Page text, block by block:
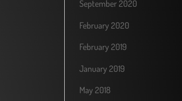
September 2020
February 2020
February 2019
January 2019
May 2018